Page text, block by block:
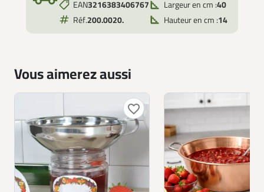
EAN3216383406767
Réf.200.0020.
Largeur en cm :40
Hauteur en cm :14
Vous aimerez aussi
favorite_border